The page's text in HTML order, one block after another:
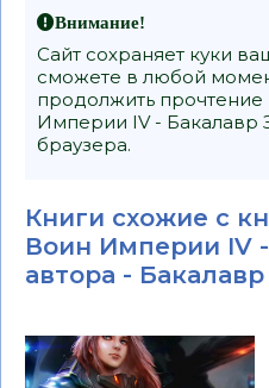
Внимание!
Сайт сохраняет куки
сможете в любой
продолжить
Империи IV - Бакалавр
браузера.
Книги схожие с
Воин Империи IV
автора - Бакалавр